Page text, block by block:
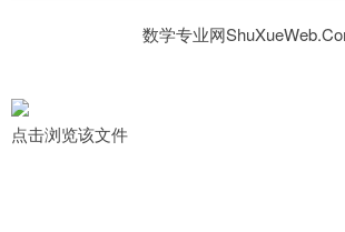
数学专业网
点击浏览该文件